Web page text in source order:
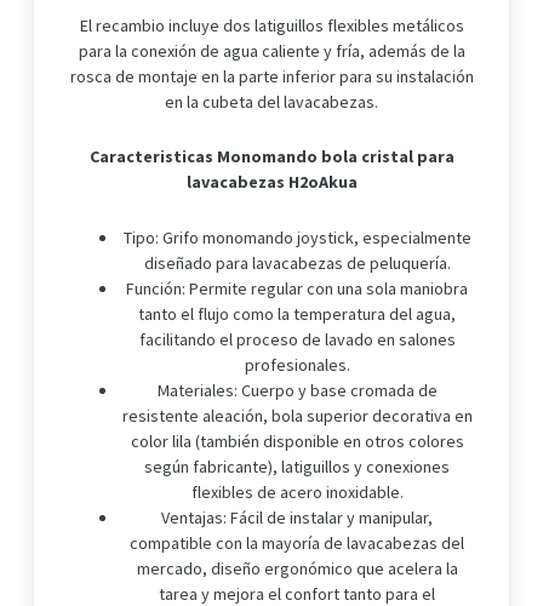
El recambio incluye dos latiguillos flexibles metálicos
para la conexión de agua caliente y fría, además de la
rosca de montaje en la parte inferior para su instalación
en la cubeta del lavacabezas.
Caracteristicas Monomando bola cristal para
lavacabezas H2oAkua
Tipo: Grifo monomando joystick, especialmente
diseñado para lavacabezas de peluquería.
Función: Permite regular con una sola maniobra
tanto el flujo como la temperatura del agua,
facilitando el proceso de lavado en salones
profesionales.
Materiales: Cuerpo y base cromada de
resistente aleación, bola superior decorativa en
color lila (también disponible en otros colores
según fabricante), latiguillos y conexiones
flexibles de acero inoxidable.
Ventajas: Fácil de instalar y manipular,
compatible con la mayoría de lavacabezas del
mercado, diseño ergonómico que acelera la
tarea y mejora el confort tanto para el